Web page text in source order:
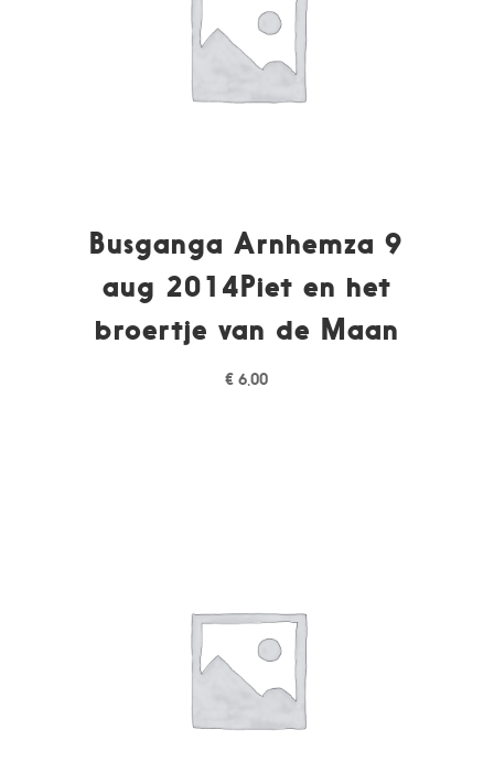
Busganga Arnhemza 9
aug 2014Piet en het
broertje van de Maan
€ 6,00